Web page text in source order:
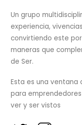
Un grupo
experiencia,
convirtiendo este
maneras que
de Ser.
Esta es una ventana
para
ver y ser vistos